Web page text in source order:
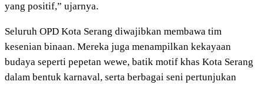
yang positif,” ujarnya.
Seluruh OPD Kota Serang diwajibkan membawa tim
kesenian binaan. Mereka juga menampilkan kekayaan
budaya seperti pepetan wewe, batik motif khas Kota Serang
dalam bentuk karnaval, serta berbagai seni pertunjukan